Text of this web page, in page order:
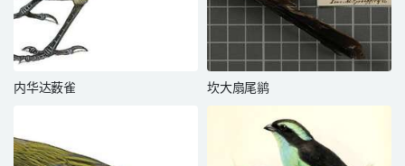
内华达薮雀 坎大扇尾鹟